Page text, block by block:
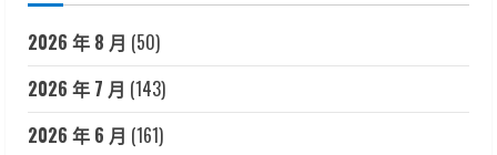
2026 年 8 月 (50)
2026 年 7 月 (143)
2026 年 6 月 (161)